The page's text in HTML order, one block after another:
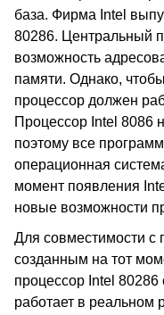
база. Фирма Intel
80286. Центральный
возможность
памяти. Однако,
процессор должен
Процессор Intel 8086
поэтому все
операционная
момент появления
новые возможности
Для совместимости с
созданным на тот
процессор Intel 80286
работает в